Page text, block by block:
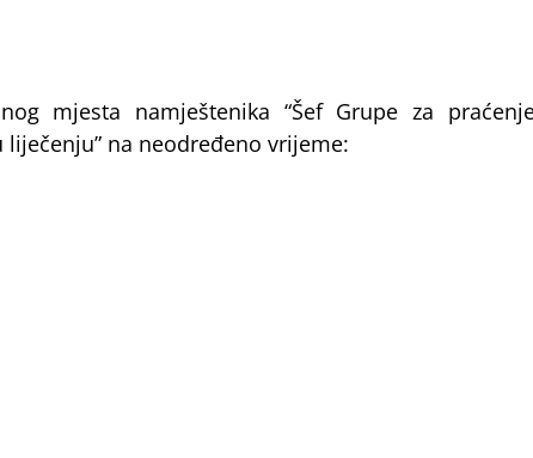
mjesta namještenika “Šef Grupe za
na neodređeno vrijeme: